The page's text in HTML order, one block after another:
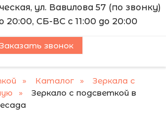
ул. Вавилова 57 (по звонку)
20:00, СБ-ВС с 11:00 до 20:00
Заказать звонок
Каталог
Зеркала с
Зеркало с подсветкой в